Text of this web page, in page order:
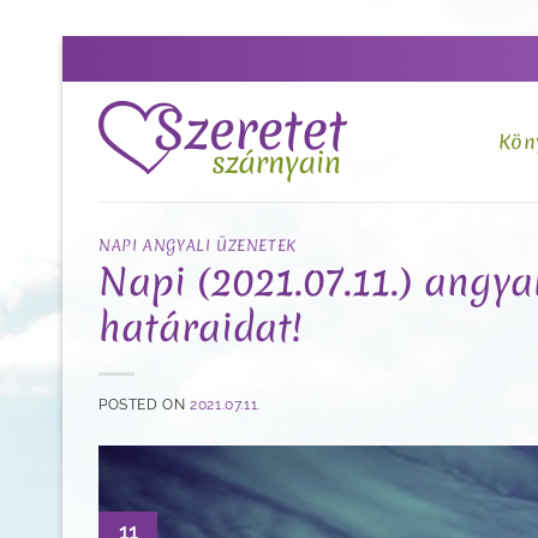
to
content
NAPI ANGYALI ÜZENETEK
Napi (2021.07.11.)
határaidat!
POSTED ON2021.07.11.
11